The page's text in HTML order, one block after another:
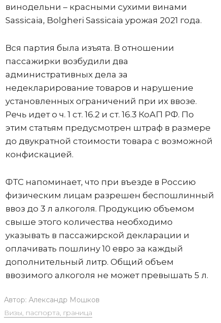
винодельни – красными сухими винами
Sassicaia, Bolgheri Sassicaia урожая 2021 года.
Вся партия была изъята. В отношении
пассажирки возбудили два
административных дела за
недекларирование товаров и нарушение
установленных ограничений при их ввозе.
Речь идет о ч. 1 ст. 16.2 и ст. 16.3 КоАП РФ. По
этим статьям предусмотрен штраф в размере
до двукратной стоимости товара с возможной
конфискацией.
ФТС напоминает, что при въезде в Россию
физическим лицам разрешен беспошлинный
ввоз до 3 л алкоголя. Продукцию объемом
свыше этого количества необходимо
указывать в пассажирской декларации и
оплачивать пошлину 10 евро за каждый
дополнительный литр. Общий объем
ввозимого алкоголя не может превышать 5 л.
Автор: Александр Мошков
Визы, паспорта, граница